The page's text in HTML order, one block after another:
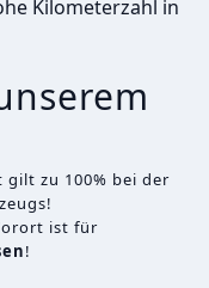
Kilometerzahl in
zu 100% bei der
ist für
!